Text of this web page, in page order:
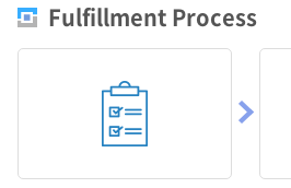
Fulfillment Process